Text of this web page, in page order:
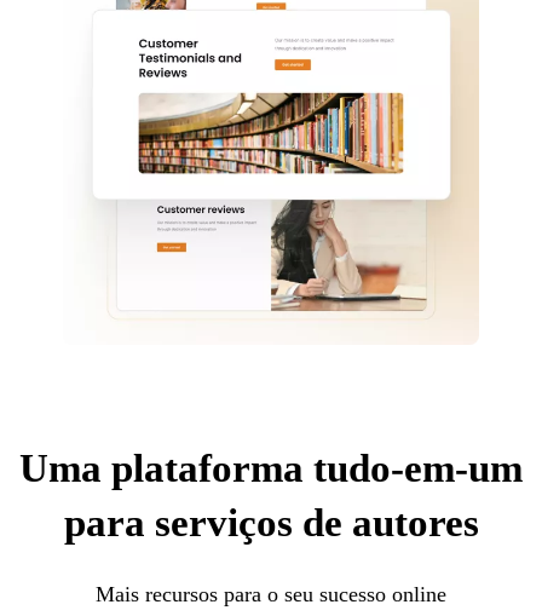
Uma plataforma tudo-em-um
para serviços de autores
Mais recursos para o seu sucesso online